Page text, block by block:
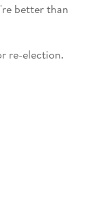
better than
re-election.